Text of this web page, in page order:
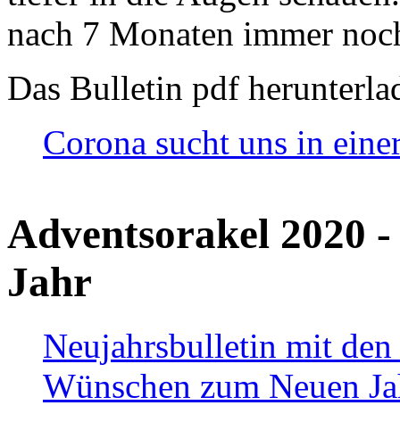
nach 7 Monaten immer
Das Bulletin pdf
Corona sucht uns in
Adventsorakel 2020
Jahr
Neujahrsbulletin mit den
Wünschen zum Neuen